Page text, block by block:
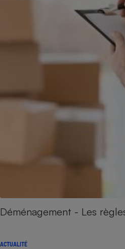
Déménagement - Les
ACTUALITÉ